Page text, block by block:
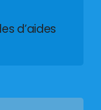
d’aides